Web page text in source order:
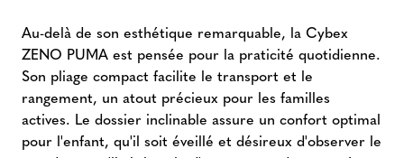
Au-delà de son esthétique remarquable, la Cybex
ZENO PUMA est pensée pour la praticité quotidienne.
Son pliage compact facilite le transport et le
rangement, un atout précieux pour les familles
actives. Le dossier inclinable assure un confort optimal
pour l'enfant, qu'il soit éveillé et désireux d'observer le